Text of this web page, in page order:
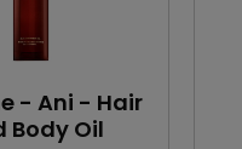
- Ani - Hair
Body Oil